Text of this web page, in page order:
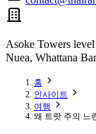
Asoke Towers
Nuea, Whattana
홈
인사이트
여행
왜 트랏 주의 느